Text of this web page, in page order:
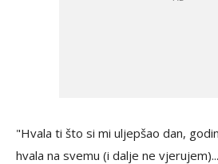
"Hvala ti što si mi uljepšao dan,
hvala na svemu (i dalje ne